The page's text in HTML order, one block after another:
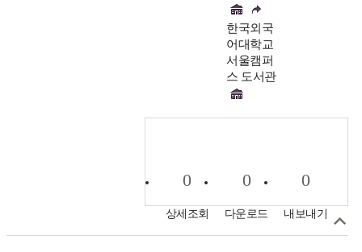
한국외국
어대학교
서울캠퍼
스 도서관
0
상세조회
0
다운로드
0
내보내기